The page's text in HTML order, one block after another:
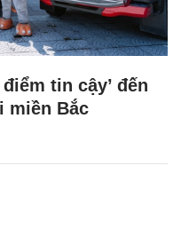
tin cậy’ đến
miền Bắc